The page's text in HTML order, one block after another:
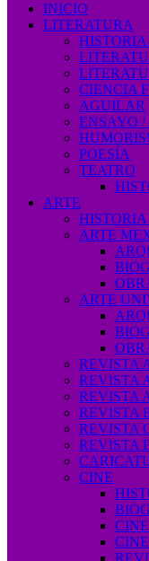
INICIO
LITERATURA
CIENCIA
AGUILAR
ENSAYO
POESÍA
TEATRO
ARTE
HISTORIA
ARTE
ARTE
REVISTA
REVISTA
REVISTA
REVISTA
REVISTA
REVISTA
CINE